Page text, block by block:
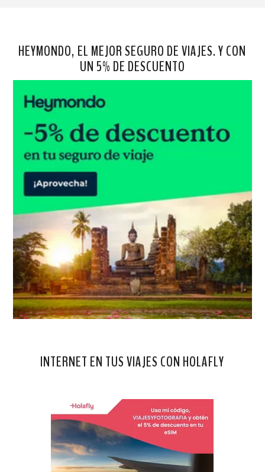
HEYMONDO, EL MEJOR SEGURO DE VIAJES. Y CON
UN 5% DE DESCUENTO
INTERNET EN TUS VIAJES CON HOLAFLY